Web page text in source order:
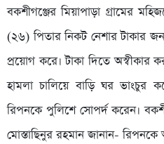
বকশীগঞ্জের মিয়াপাড়া গ্রামের
(২৬) পিতার নিকট নেশার টাকার
প্রয়োগ করে। টাকা দিতে অস্বীকার
হামলা চালিয়ে বাড়ি ঘর ভাংচুর
রিপনকে পুলিশে সোপর্দ করেন।
মোস্তাছিনুর রহমান জানান- রিপনকে